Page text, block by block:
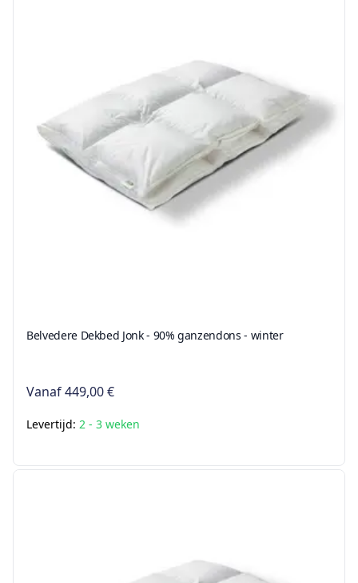
Belvedere Dekbed Jonk - 90% ganzendons - winter
Vanaf449,00 €
Levertijd: 2 - 3 weken